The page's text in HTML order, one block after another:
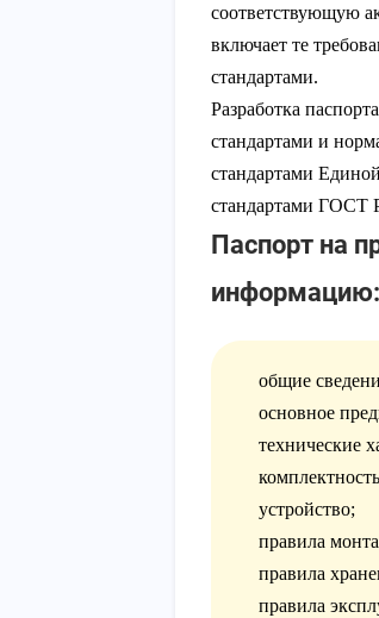
соответствующую
включает те
стандартами.
Разработка
стандартами и
стандартами
стандартами ГОСТ
Паспорт на
информацию:
общие
основное
технические
устройство;
правила
правила
правила